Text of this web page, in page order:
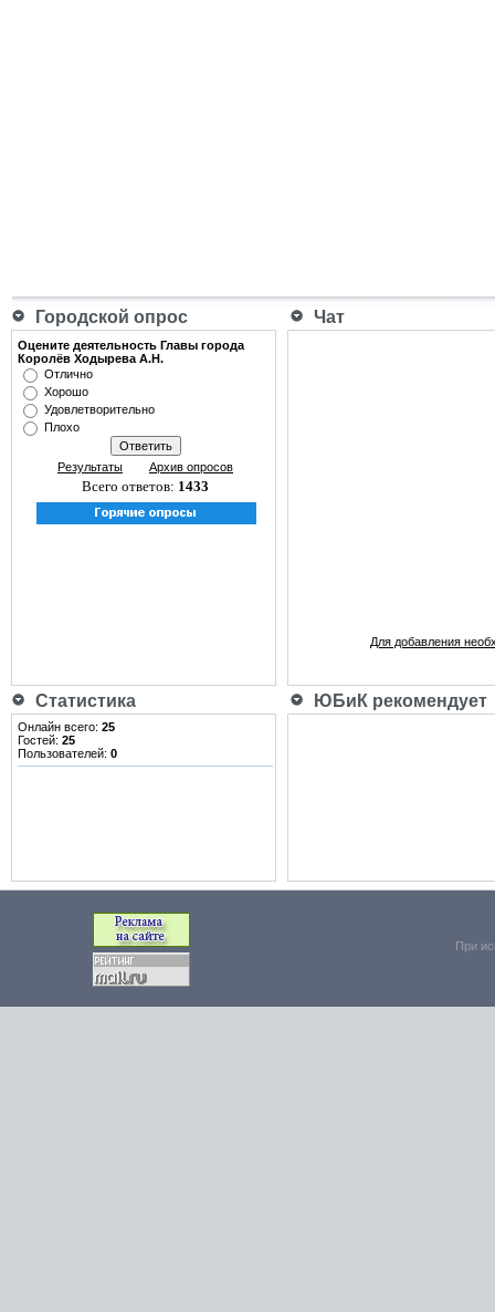
Городской опрос Чат
Оцените деятельность Главы города
Королёв Ходырева А.Н.
Отлично
Хорошо
Удовлетворительно
Плохо
Результаты Архив опросов
Всего ответов: 1433
Для добавления
Статистика ЮБиК рекомендует
Онлайн всего: 25
Гостей: 25
Пользователей: 0
При